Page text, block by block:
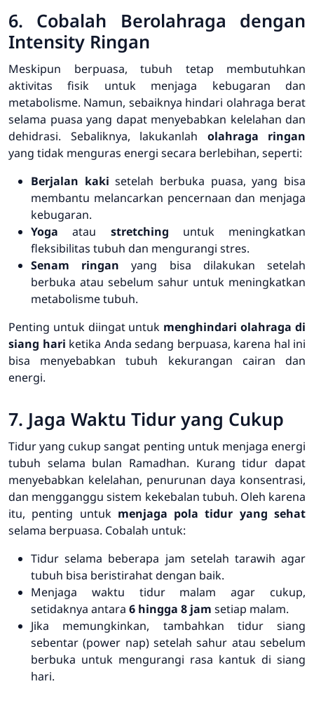
6. Cobalah Berolahraga dengan
Intensity Ringan
Meskipun berpuasa, tubuh tetap membutuhkan
aktivitas fisik untuk menjaga kebugaran dan
metabolisme. Namun, sebaiknya hindari olahraga berat
selama puasa yang dapat menyebabkan kelelahan dan
dehidrasi. Sebaliknya, lakukanlah olahraga ringan
yang tidak menguras energi secara berlebihan, seperti:
Berjalan kaki setelah berbuka puasa, yang bisa
membantu melancarkan pencernaan dan menjaga
kebugaran.
Yoga atau stretching untuk meningkatkan
fleksibilitas tubuh dan mengurangi stres.
Senam ringan yang bisa dilakukan setelah
berbuka atau sebelum sahur untuk meningkatkan
metabolisme tubuh.
Penting untuk diingat untuk menghindari olahraga di
siang hari ketika Anda sedang berpuasa, karena hal ini
bisa menyebabkan tubuh kekurangan cairan dan
energi.
7. Jaga Waktu Tidur yang Cukup
Tidur yang cukup sangat penting untuk menjaga energi
tubuh selama bulan Ramadhan. Kurang tidur dapat
menyebabkan kelelahan, penurunan daya konsentrasi,
dan mengganggu sistem kekebalan tubuh. Oleh karena
itu, penting untuk menjaga pola tidur yang sehat
selama berpuasa. Cobalah untuk:
Tidur selama beberapa jam setelah tarawih agar
tubuh bisa beristirahat dengan baik.
Menjaga waktu tidur malam agar cukup,
setidaknya antara 6 hingga 8 jam setiap malam.
Jika memungkinkan, tambahkan tidur siang
sebentar (power nap) setelah sahur atau sebelum
berbuka untuk mengurangi rasa kantuk di siang
hari.